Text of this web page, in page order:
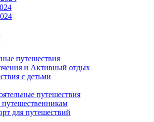
путешествия
и Активный отдых
с детьми
путешествия
для путешествий